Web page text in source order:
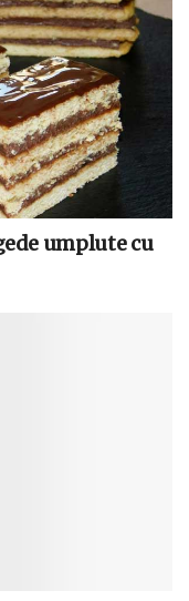
umplute cu